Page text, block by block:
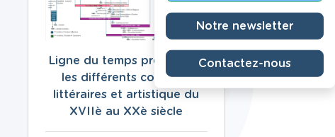
Ligne du temps présentant
les différents courants
littéraires et artistique du
XVIIè au XXè siècle
Notre newsletter
Contactez-nous